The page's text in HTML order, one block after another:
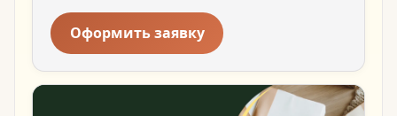
Оформить заявку